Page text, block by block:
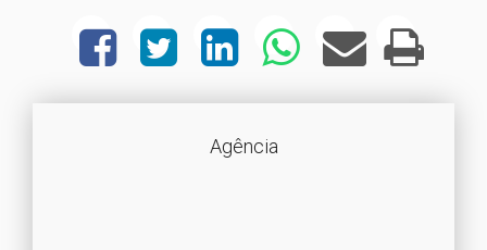
Agência